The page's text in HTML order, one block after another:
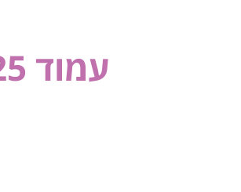
עמוד 25 – ספר שני – אַל תִּקְרַב בְּגַסּוּת אֶל הַכְּתָב